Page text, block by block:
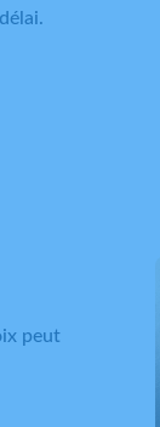
peut